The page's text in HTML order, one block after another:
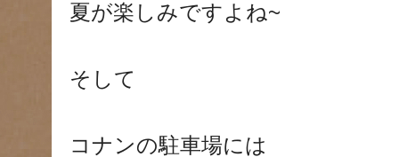
夏が楽しみですよね~
そして
コナンの駐車場には